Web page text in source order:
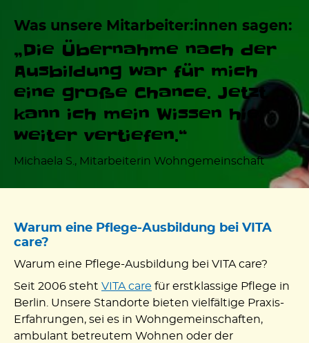
Was unsere Mitarbeiter:innen sagen:
„Die Übernahme nach der
Ausbildung war für mich
eine große Chance. Jetzt
kann ich mein Wissen hier
weiter vertiefen.“
Michaela S., Mitarbeiterin Wohngemeinschaft
Warum eine Pflege-Ausbildung bei VITA
care?
Warum eine Pflege-Ausbildung bei VITA care?
Seit 2006 steht VITA care für erstklassige Pflege in
Berlin. Unsere Standorte bieten vielfältige Praxis-
Erfahrungen, sei es in Wohngemeinschaften,
ambulant betreutem Wohnen oder der